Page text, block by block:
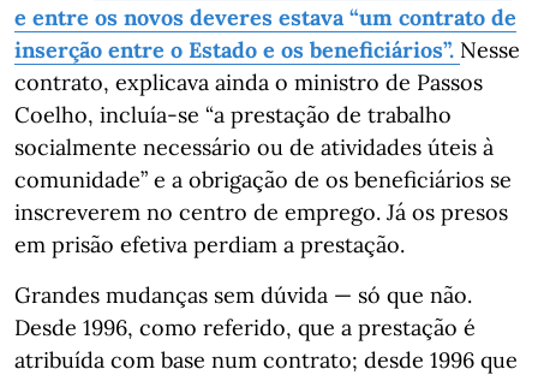
e entre os novos deveres estava “um contrato de
inserção entre o Estado e os beneficiários”. Nesse
contrato, explicava ainda o ministro de Passos
Coelho, incluía-se “a prestação de trabalho
socialmente necessário ou de atividades úteis à
comunidade” e a obrigação de os beneficiários se
inscreverem no centro de emprego. Já os presos
em prisão efetiva perdiam a prestação.
Grandes mudanças sem dúvida — só que não.
Desde 1996, como referido, que a prestação é
atribuída com base num contrato; desde 1996 que